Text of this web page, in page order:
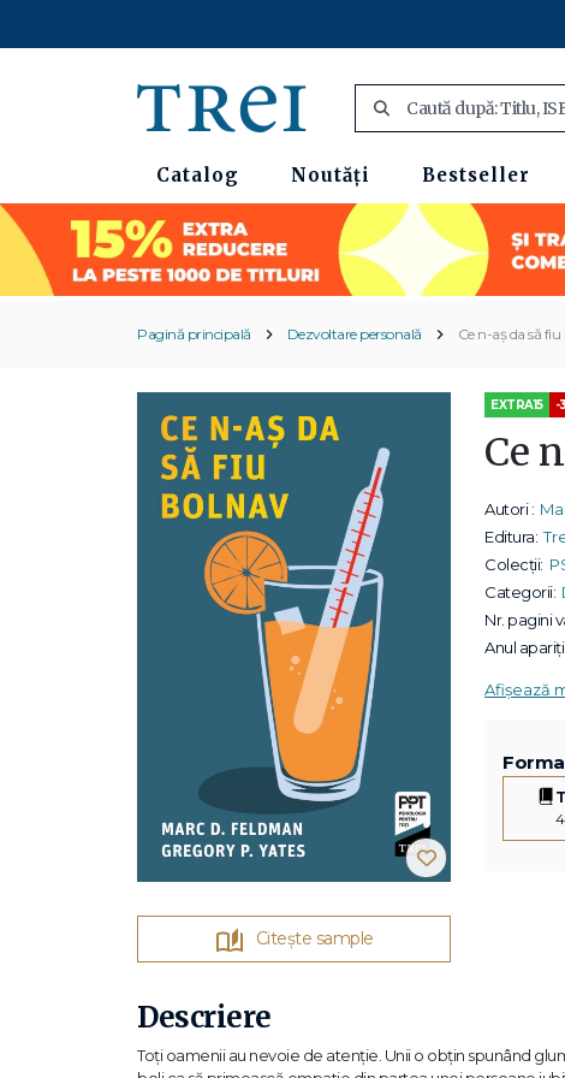
Catalog Noutăți Bestseller
Pagină principală Dezvoltare personală Ce n-aș da să
Citește sample
EXTRA15 -
Ce
Autori :
Editura:
Colecții:
Categorii:
Nr. pagini
Anul
Afișează
Descriere
Toți oamenii au nevoie de atenție. Unii o obțin spunând